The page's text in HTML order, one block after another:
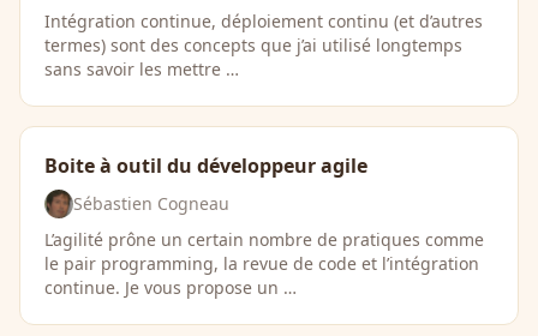
Intégration continue, déploiement continu (et d’autres
termes) sont des concepts que j’ai utilisé longtemps
sans savoir les mettre …
Boite à outil du développeur agile
Sébastien Cogneau
L’agilité prône un certain nombre de pratiques comme
le pair programming, la revue de code et l’intégration
continue. Je vous propose un …